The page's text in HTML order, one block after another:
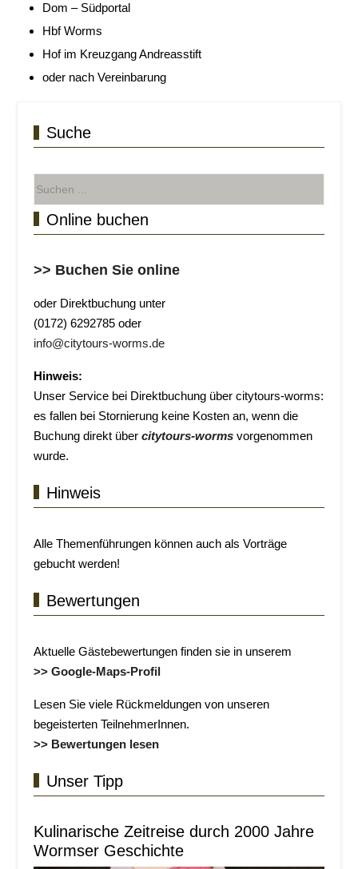
Dom – Südportal
Hbf Worms
Hof im Kreuzgang Andreasstift
oder nach Vereinbarung
Suche
Online buchen
>> Buchen Sie online
oder Direktbuchung unter
(0172) 6292785 oder
info@citytours-worms.de
Hinweis:
Unser Service bei Direktbuchung über citytours-worms:
es fallen bei Stornierung keine Kosten an, wenn die
Buchung direkt über citytours-wormsvorgenommen
wurde.
Hinweis
Alle Themenführungen können auch als Vorträge
gebucht werden!
Bewertungen
Aktuelle Gästebewertungen finden sie in unserem
>> Google-Maps-Profil
Lesen Sie viele Rückmeldungen von unseren
begeisterten TeilnehmerInnen.
>> Bewertungen lesen
Unser Tipp
Kulinarische Zeitreise durch 2000 Jahre
Wormser Geschichte